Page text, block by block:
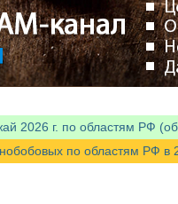
2026 г. по областям РФ
по областям РФ в